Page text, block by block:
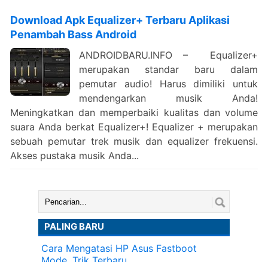
Download Apk Equalizer+ Terbaru Aplikasi
Penambah Bass Android
ANDROIDBARU.INFO – Equalizer+
merupakan standar baru dalam
pemutar audio! Harus dimiliki untuk
mendengarkan musik Anda!
Meningkatkan dan memperbaiki kualitas dan volume
suara Anda berkat Equalizer+! Equalizer + merupakan
sebuah pemutar trek musik dan equalizer frekuensi.
Akses pustaka musik Anda...
Cari:
PALING BARU
Cara Mengatasi HP Asus Fastboot